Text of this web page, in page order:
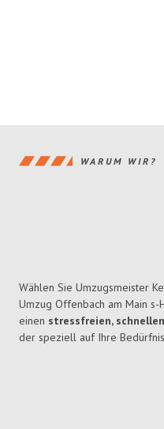
WARUM WIR?
Wählen Sie Umzugsmeister
Umzug Offenbach am Main
einen stressfreien,
der speziell auf Ihre